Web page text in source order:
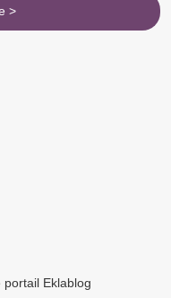
>
portail Eklablog